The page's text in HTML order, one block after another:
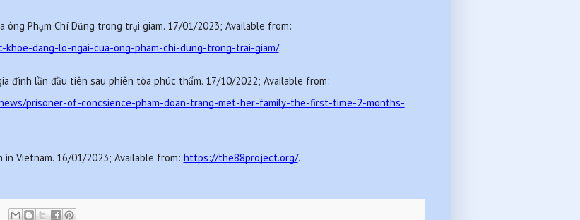
dang-lo-ngai-cua-ong-pham-chi-dung-trong-trai-giam/.
prisoner-of-concsience-pham-doan-trang-met-her-family-the-first-time-2-months-
Vietnam. 16/01/2023; Available from: https://the88project.org/.